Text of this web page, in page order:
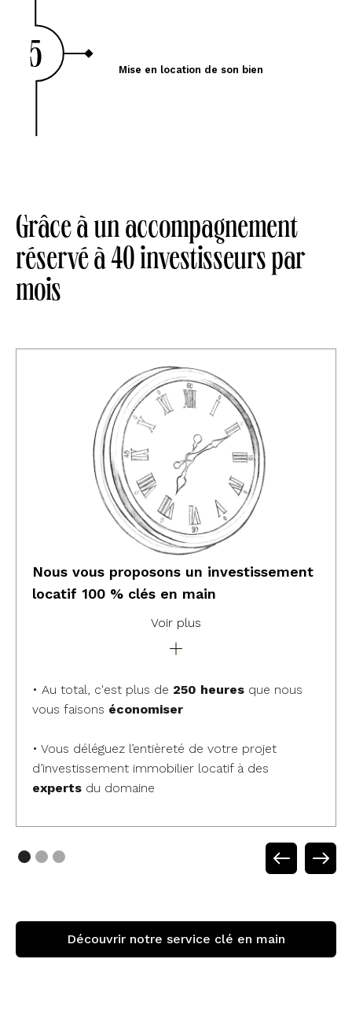
Mise en location de son bien
Grâce à un accompagnement
réservé à 40 investisseurs par
mois
Nous vous proposons un investissement
locatif 100 % clés en main
Voir plus
• Au total, c'est plus de 250 heures que nous
vous faisons économiser
• Vous déléguez l’entièreté de votre projet
d’investissement immobilier locatif à des
experts du domaine
Découvrir notre service clé en main